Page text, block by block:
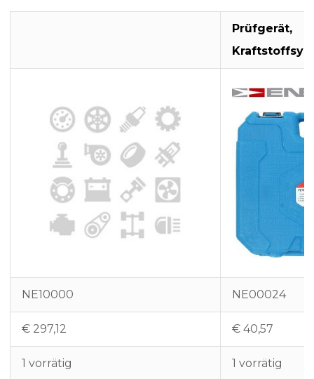
Prüfgerät,
NE10000 NE00024
€ 297,12 € 40,57
1 vorrätig 1 vorrätig